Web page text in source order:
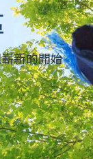
新的開始